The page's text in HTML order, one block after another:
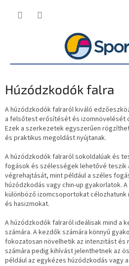
Húzódzkodók falra
A húzódzkodók falraról kiváló
a felsőtest erősítését és izomnövelését
Ezek a szerkezetek egyszerűen
és praktikus megoldást nyújtanak.
A húzódzkodók falraról sokoldalúak és
fogások és szélességek lehetővé
végrehajtását, mint például a széles
húzódzkodás vagy chin-up gyakorlatok.
különböző izomcsoportokat célozhatunk
és hasizmokat.
A húzódzkodók falraról ideálisak mind a
számára. A kezdők számára könnyű
fokozatosan növelhetik az intenzitást és
számára pedig kihívást jelenthetnek az
például az egykézes húzódzkodás vagy